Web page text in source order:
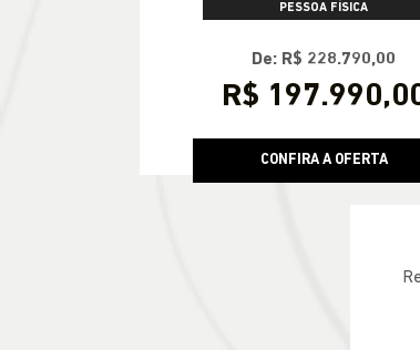
PESSOA FÍSICA
De: R$ 228.790,00
R$
CONFIRA A OFERTA